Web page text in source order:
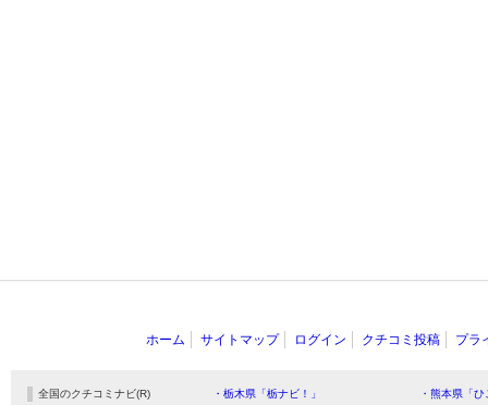
ホーム サイトマップ ログイン クチコミ投稿 プラ
全国のクチコミナビ(R) ・栃木県「栃ナビ！」 ・熊本県「